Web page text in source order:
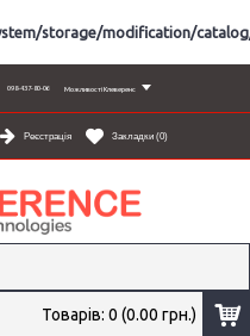
storage/modification/
098-437-80-06 Можливості Клеверенс
Реєстрація Закладки (0)
Товарів: 0 (0.00 грн.)